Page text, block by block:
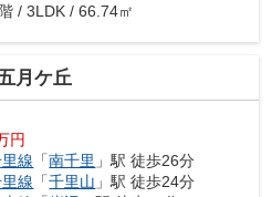
/ 3LDK / 66.74㎡
月ケ丘
円
線 「南千里 」駅 徒歩26分
線 「千里山 」駅 徒歩24分